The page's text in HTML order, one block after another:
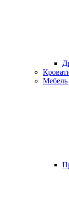
Мебель